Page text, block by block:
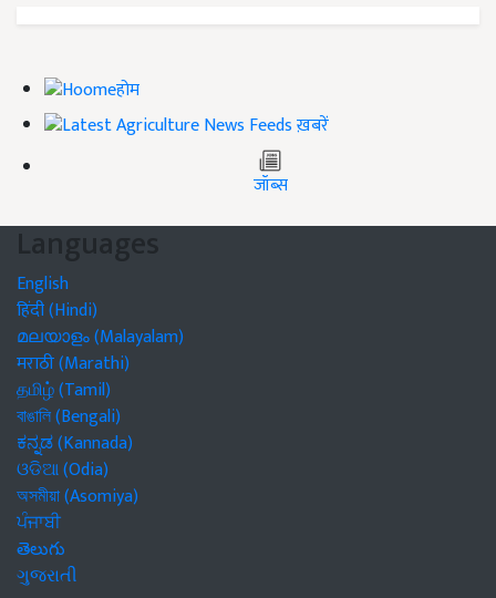
होम
ख़बरें
जॉब्स
Languages
English
हिंदी (Hindi)
മലയാളം (Malayalam)
मराठी (Marathi)
தமிழ் (Tamil)
বাঙালি (Bengali)
ಕನ್ನಡ (Kannada)
ଓଡିଆ (Odia)
অসমীয়া (Asomiya)
ਪੰਜਾਬੀ
తెలుగు
ગુજરાતી